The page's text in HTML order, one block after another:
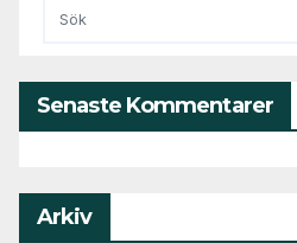
Senaste Kommentarer
Arkiv